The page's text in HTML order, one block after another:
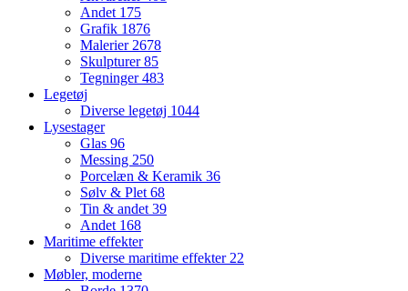
Andet 175
Grafik 1876
Malerier2678
Skulpturer85
Tegninger483
Legetøj
Diverse legetøj 1044
Lysestager
Glas 96
Messing 250
Porcelæn & Keramik 36
Sølv & Plet68
Tin & andet39
Andet 168
Maritime effekter
Diverse maritime effekter22
Møbler, moderne